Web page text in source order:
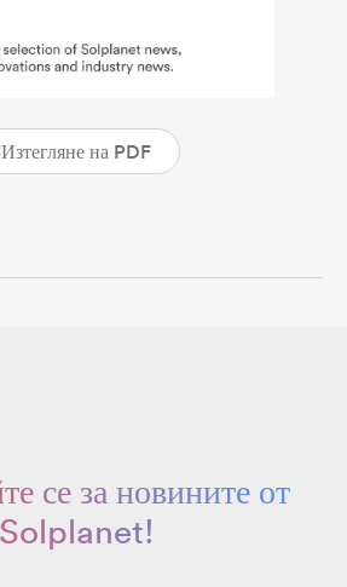
Изтегляне на PDF
се за новините от
Solplanet!